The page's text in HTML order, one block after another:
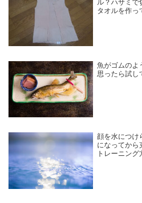
ル？ハサミで
タオルを作っ
魚がゴムのよ
思ったら試し
顔を水につけ
になってから
トレーニング